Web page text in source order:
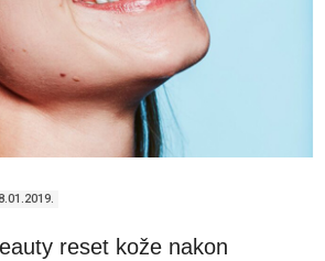
reset kože nakon